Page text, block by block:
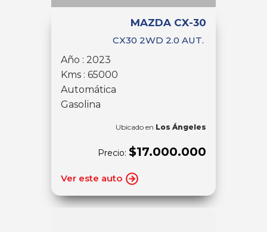
MAZDA CX-30
CX30 2WD 2.0 AUT.
Año : 2023
Kms : 65000
Automática
Gasolina
Ubicado en Los Ángeles
Precio: $17.000.000
Ver este auto